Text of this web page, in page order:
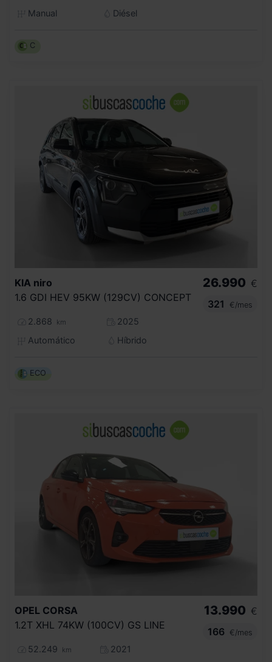
Manual
Diésel
C
KIA niro
1.6 GDI HEV 95KW (129CV) CONCEPT
2.868 km
2025
Automático
Híbrido
26.990 €
321
€/mes
ECO
OPEL CORSA
1.2T XHL 74KW (100CV) GS LINE
52.249 km 2021
13.990 €
166
€/mes